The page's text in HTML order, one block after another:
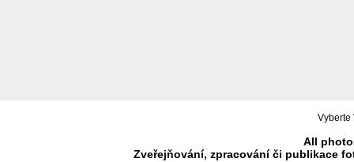
Vyberte
All
Zveřejňování, zpracování či publikace